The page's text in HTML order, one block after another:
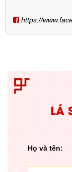
https://
LÁ
Họ và tên: